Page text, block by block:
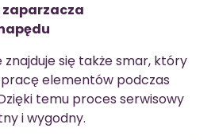
zaparzacza
się także smar, który
elementów podczas
temu proces serwisowy
i wygodny.